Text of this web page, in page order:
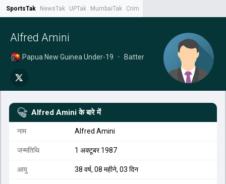
SportsTak NewsTak UPTak MumbaiTak CrimeTak
Alfred Amini
Papua New Guinea Under-19 • Batter
Alfred Amini के बारे में
नाम Alfred Amini
जन्मतिथि 1 अक्टूबर 1987
आयु 38 वर्ष, 08 महीने, 03 दिन